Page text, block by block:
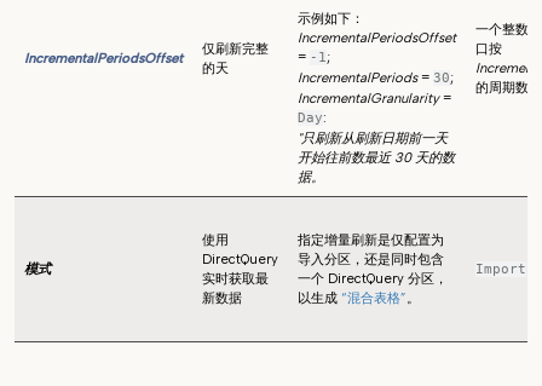
IncrementalPeriodsOffset
仅刷新完整
的天
示例如下：
IncrementalPeriodsOffset
= -1;
IncrementalPeriods= 30;
IncrementalGranularity=
Day:
"只刷新从刷新日期前一天
开始往前数最近 30 天的数
据。
一个整数
口按
的周期数
模式
使用
DirectQuery
实时获取最
新数据
指定增量刷新是仅配置为
导入分区，还是同时包含
一个 DirectQuery 分区，
以生成 “混合表格”。
Import